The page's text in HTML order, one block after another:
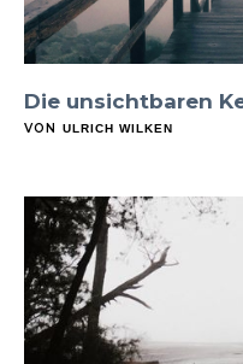
Die unsichtbaren
VON ULRICH WILKEN